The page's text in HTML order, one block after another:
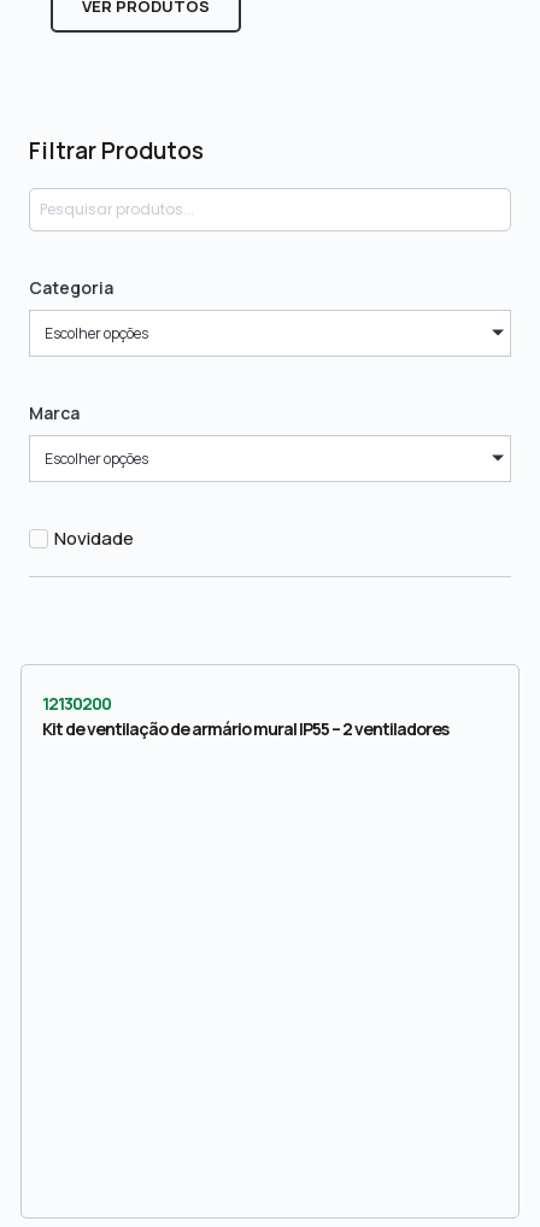
Filtrar Produtos
Categoria
Escolher opções
Marca
Escolher opções
Novidade
VER PRODUTOS
12130200
Kit de ventilação de armário mural IP55 – 2 ventiladores